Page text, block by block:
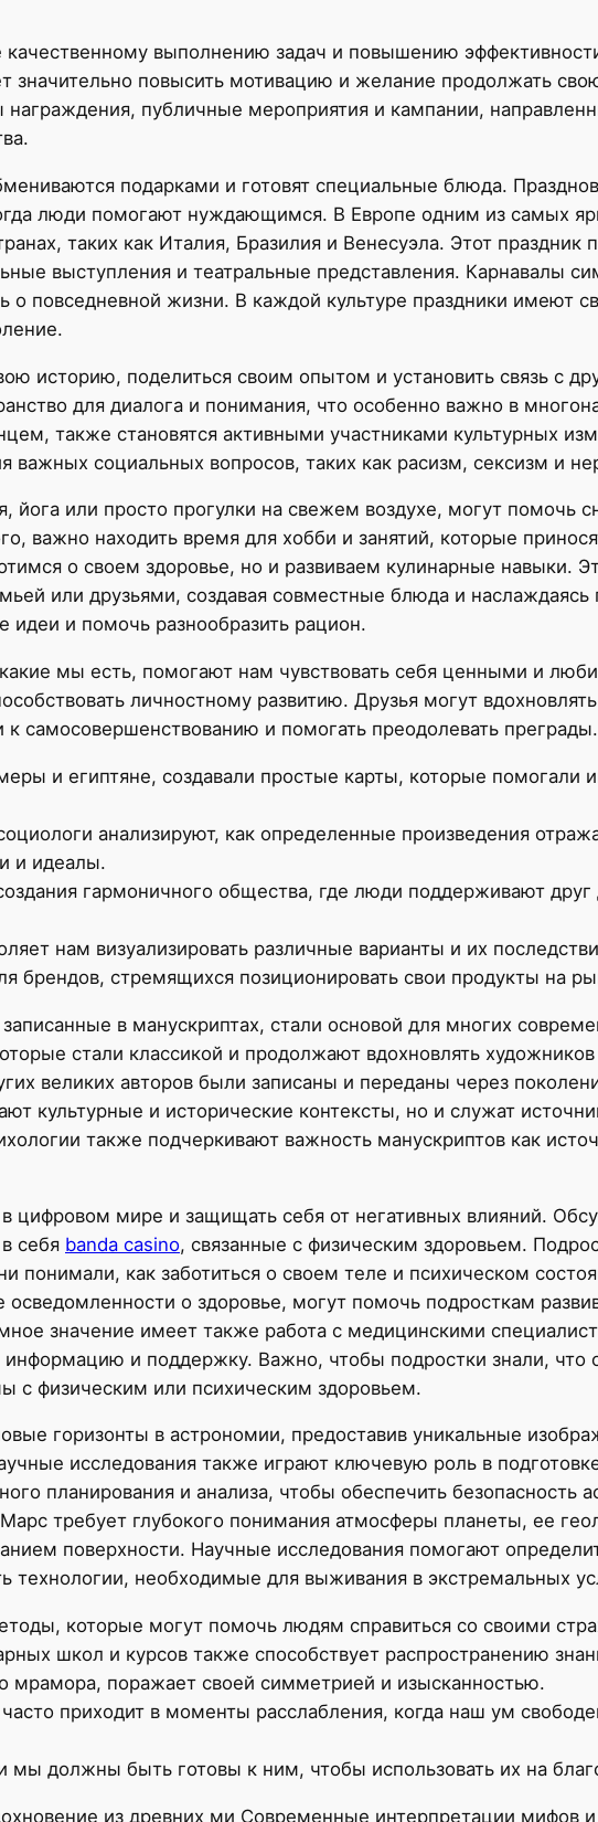
выполнению задач и повышению
значительно повысить мотивацию и желание продолжать
публичные мероприятия и кампании,
подарками и готовят специальные блюда.
люди помогают нуждающимся. В Европе одним из самых
таких как Италия, Бразилия и Венесуэла. Этот праздник
выступления и театральные представления. Карнавалы
о повседневной жизни. В каждой культуре праздники имеют
историю, поделиться своим опытом и установить связь с
для диалога и понимания, что особенно важно в
также становятся активными участниками культурных
важных социальных вопросов, таких как расизм, сексизм и
или просто прогулки на свежем воздухе, могут помочь
важно находить время для хобби и занятий, которые
о своем здоровье, но и развиваем кулинарные навыки.
или друзьями, создавая совместные блюда и
идеи и помочь разнообразить рацион.
мы есть, помогают нам чувствовать себя ценными и
личностному развитию. Друзья могут
самосовершенствованию и помогать преодолевать преграды.
и египтяне, создавали простые карты, которые помогали
анализируют, как определенные произведения
и идеалы.
гармоничного общества, где люди поддерживают
нам визуализировать различные варианты и их
брендов, стремящихся позиционировать свои продукты на
в манускриптах, стали основой для многих
стали классикой и продолжают вдохновлять
великих авторов были записаны и переданы через
культурные и исторические контексты, но и служат
также подчеркивают важность манускриптов как
цифровом мире и защищать себя от негативных влияний.
себя banda casino, связанные с физическим здоровьем.
как заботиться о своем теле и психическом
о здоровье, могут помочь подросткам
значение имеет также работа с медицинскими
и поддержку. Важно, чтобы подростки знали, что
с физическим или психическим здоровьем.
горизонты в астрономии, предоставив уникальные
исследования также играют ключевую роль в
планирования и анализа, чтобы обеспечить безопасность
требует глубокого понимания атмосферы планеты, ее
поверхности. Научные исследования помогают
технологии, необходимые для выживания в экстремальных
которые могут помочь людям справиться со своими
школ и курсов также способствует распространению
поражает своей симметрией и изысканностью.
приходит в моменты расслабления, когда наш ум
должны быть готовы к ним, чтобы использовать их на
из древних ми Современные интерпретации мифов и